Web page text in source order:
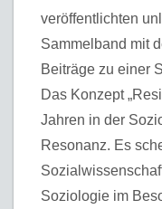
veröffentlichten
Sammelband mit
Beiträge zu einer
Das Konzept
Jahren in der
Resonanz. Es
Soziologie im